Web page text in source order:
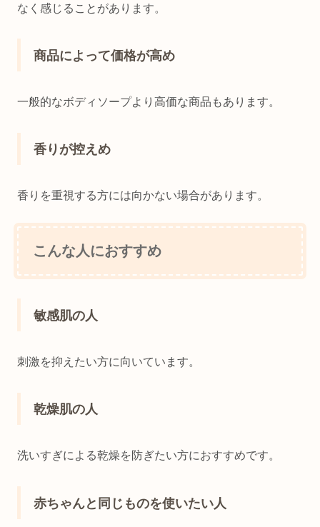
なく感じることがあります。
商品によって価格が高め
一般的なボディソープより高価な商品もあります。
香りが控えめ
香りを重視する方には向かない場合があります。
こんな人におすすめ
敏感肌の人
刺激を抑えたい方に向いています。
乾燥肌の人
洗いすぎによる乾燥を防ぎたい方におすすめです。
赤ちゃんと同じものを使いたい人